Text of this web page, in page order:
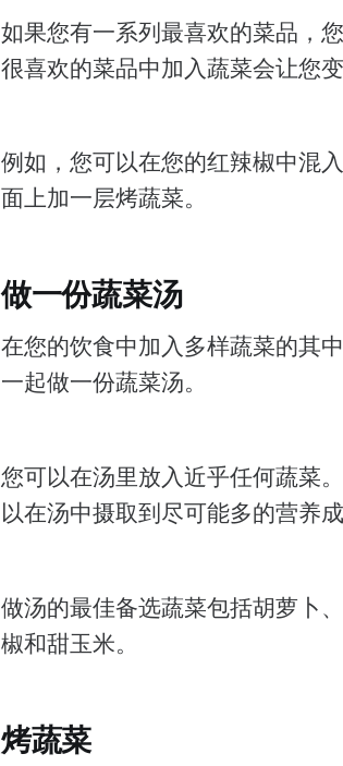
如果您有一系列最喜欢的菜品，
很喜欢的菜品中加入蔬菜会让您
例如，您可以在您的红辣椒中混
面上加一层烤蔬菜。
做一份蔬菜汤
在您的饮食中加入多样蔬菜的其
一起做一份蔬菜汤。
您可以在汤里放入近乎任何蔬菜
以在汤中摄取到尽可能多的营养成
做汤的最佳备选蔬菜包括胡萝卜
椒和甜玉米。
烤蔬菜